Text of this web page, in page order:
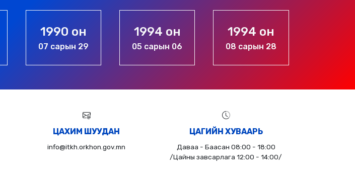
1994 он
05 сарын 06
1994 он
08 сарын 28
1994 он
11 сарын 20
ЦАХИМ ШУУДАН
info@itkh.orkhon.gov.mn
ЦАГИЙН ХУВААРЬ
Даваа - Баасан 08:00 - 18:00
/Цайны завсарлага 12:00 - 14:00/